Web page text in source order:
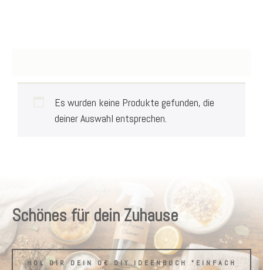
Es wurden keine Produkte gefunden, die
deiner Auswahl entsprechen.
Schönes für dein Zuhause
HOL DIR DEIN 0€ DIY IDEENBUCH "EINFACH